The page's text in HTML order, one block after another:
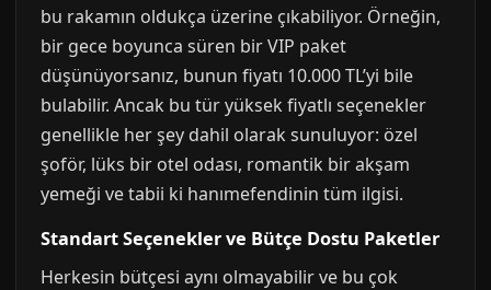
bu rakamın oldukça üzerine çıkabiliyor. Örneğin,
bir gece boyunca süren bir VIP paket
düşünüyorsanız, bunun fiyatı 10.000 TL’yi bile
bulabilir. Ancak bu tür yüksek fiyatlı seçenekler
genellikle her şey dahil olarak sunuluyor: özel
şoför, lüks bir otel odası, romantik bir akşam
yemeği ve tabii ki hanımefendinin tüm ilgisi.
Standart Seçenekler ve Bütçe Dostu Paketler
Herkesin bütçesi aynı olmayabilir ve bu çok